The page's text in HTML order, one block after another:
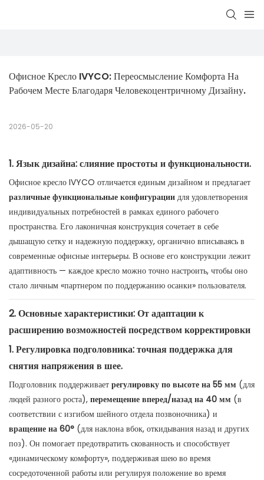
Офисное Кресло IVYCO: Переосмысление Комфорта На
Рабочем Месте Благодаря Человекоцентричному Дизайну.
2026-05-20
1. Язык дизайна: слияние простоты и функциональности.
Офисное кресло IVYCO отличается единым дизайном и предлагает
различные функциональные конфигурации для удовлетворения
индивидуальных потребностей в рамках единого рабочего
пространства. Его лаконичная конструкция сочетает в себе
дышащую сетку и надежную поддержку, органично вписываясь в
современные офисные интерьеры. В основе его конструкции лежит
адаптивность — каждое кресло можно точно настроить, чтобы оно
стало личным «партнером по поддержанию осанки» пользователя.
2. Основные характеристики: От адаптации к
расширению возможностей посредством корректировки
1. Регулировка подголовника: точная поддержка для
снятия напряжения в шее.
Подголовник поддерживает регулировку по высоте на 55 мм (для
людей разного роста), перемещение вперед/назад на 40 мм (в
соответствии с изгибом шейного отдела позвоночника) и
вращение на 60° (для наклона вбок, откидывания назад и других
поз). Он помогает предотвратить скованность и способствует
«динамическому комфорту», ​​поддерживая шею во время
сосредоточенной работы или регулируя положение во время